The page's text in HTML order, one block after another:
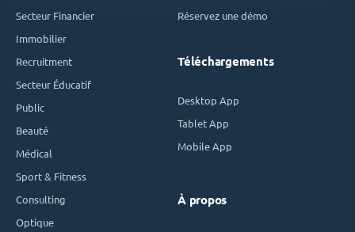
Secteur Financier
Immobilier
Recruitment
Secteur Éducatif
Public
Beauté
Médical
Sport & Fitness
Consulting
Optique
Réservez une démo
Téléchargements
Desktop App
Tablet App
Mobile App
À propos